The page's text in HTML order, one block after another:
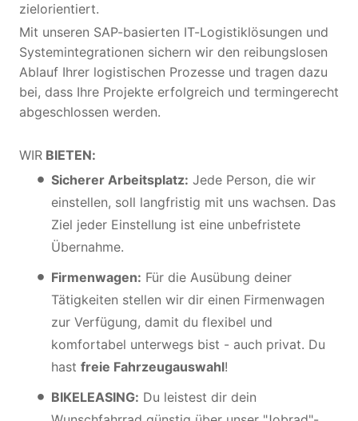
zielorientiert.
Mit unseren SAP-basierten IT-Logistiklösungen und
Systemintegrationen sichern wir den reibungslosen
Ablauf Ihrer logistischen Prozesse und tragen dazu
bei, dass Ihre Projekte erfolgreich und termingerecht
abgeschlossen werden.
WIR BIETEN:
Sicherer Arbeitsplatz: Jede Person, die wir
einstellen, soll langfristig mit uns wachsen. Das
Ziel jeder Einstellung ist eine unbefristete
Übernahme.
Firmenwagen: Für die Ausübung deiner
Tätigkeiten stellen wir dir einen Firmenwagen
zur Verfügung, damit du flexibel und
komfortabel unterwegs bist - auch privat. Du
hast freie Fahrzeugauswahl!
BIKELEASING: Du leistest dir dein